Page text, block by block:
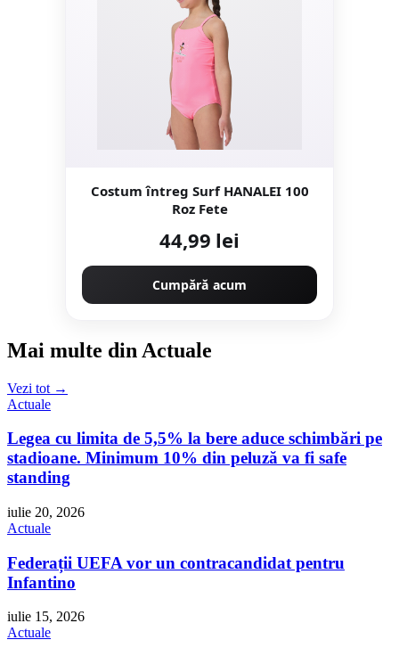
Costum întreg Surf HANALEI 100
Roz Fete
44,99 lei
Cumpără acum
Mai multe din Actuale
Vezi tot →
Actuale
Legea cu limita de 5,5% la bere aduce schimbări pe
stadioane. Minimum 10% din peluză va fi safe
standing
iulie 20, 2026
Actuale
Federații UEFA vor un contracandidat pentru
Infantino
iulie 15, 2026
Actuale